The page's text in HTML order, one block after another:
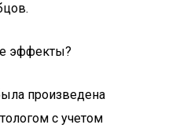
эффекты?
произведена
с учетом